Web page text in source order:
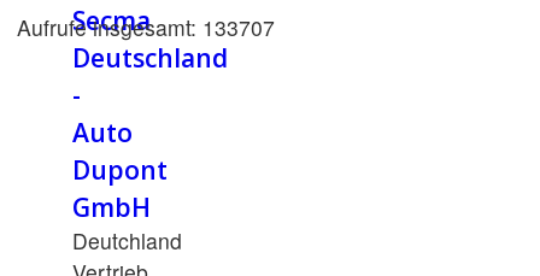
Secma
Deutschland
-
Auto
Dupont
GmbH
Deutchland
Aufrufe insgesamt: 133707